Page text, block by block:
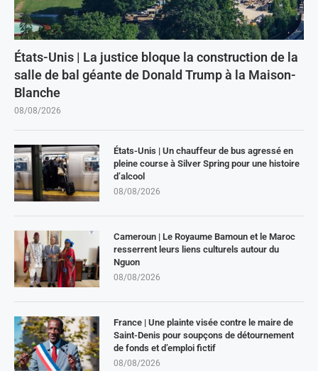
États-Unis | La justice bloque la construction de la
salle de bal géante de Donald Trump à la Maison-
Blanche
08/08/2026
États-Unis | Un chauffeur de bus agressé en
pleine course à Silver Spring pour une histoire
d’alcool
08/08/2026
Cameroun | Le Royaume Bamoun et le Maroc
resserrent leurs liens culturels autour du
Nguon
08/08/2026
France | Une plainte visée contre le maire de
Saint-Denis pour soupçons de détournement
de fonds et d’emploi fictif
08/08/2026